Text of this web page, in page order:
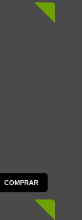
COMPRAR